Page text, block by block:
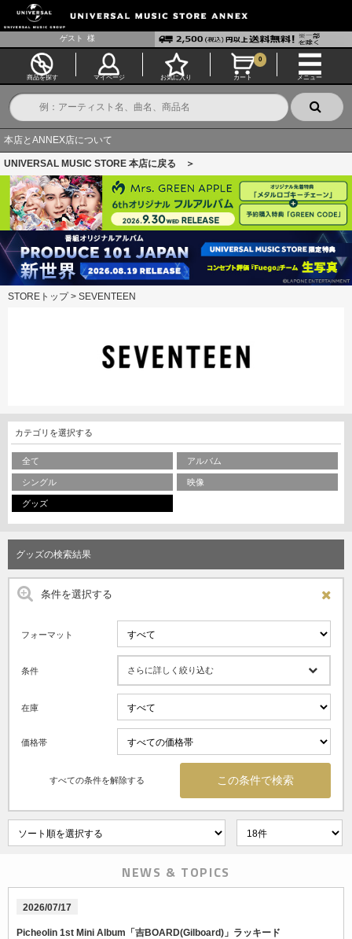
ゲスト 様
商品を探す マイページ お気に入り カート
0
メニュー
本店とANNEX店について
UNIVERSAL MUSIC STORE 本店に戻る ＞
STOREトップ> SEVENTEEN
カテゴリを選択する
全て アルバム
シングル 映像
グッズ
グッズの検索結果
条件を選択する
フォーマット
条件 さらに詳しく絞り込む
在庫
価格帯
すべての条件を解除する
NEWS & TOPICS
2026/07/17
Picheolin 1st Mini Album「吉BOARD(Gilboard)」ラッキード